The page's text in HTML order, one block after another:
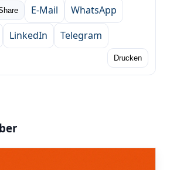
E‑Mail
WhatsApp
LinkedIn Telegram
Drucken